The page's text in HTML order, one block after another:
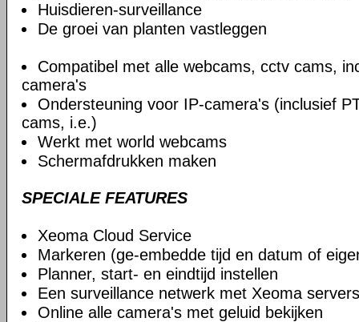
Huisdieren-surveillance
De groei van planten vastleggen
Compatibel met alle webcams, cctv cams,
camera's
Ondersteuning voor IP-camera's (inclusief
cams, i.e.)
Werkt met world webcams
Schermafdrukken maken
SPECIALE FEATURES
Xeoma Cloud Service
Markeren (ge-embedde tijd en datum of
Planner, start- en eindtijd instellen
Een surveillance netwerk met Xeoma
Online alle camera's met geluid bekijken